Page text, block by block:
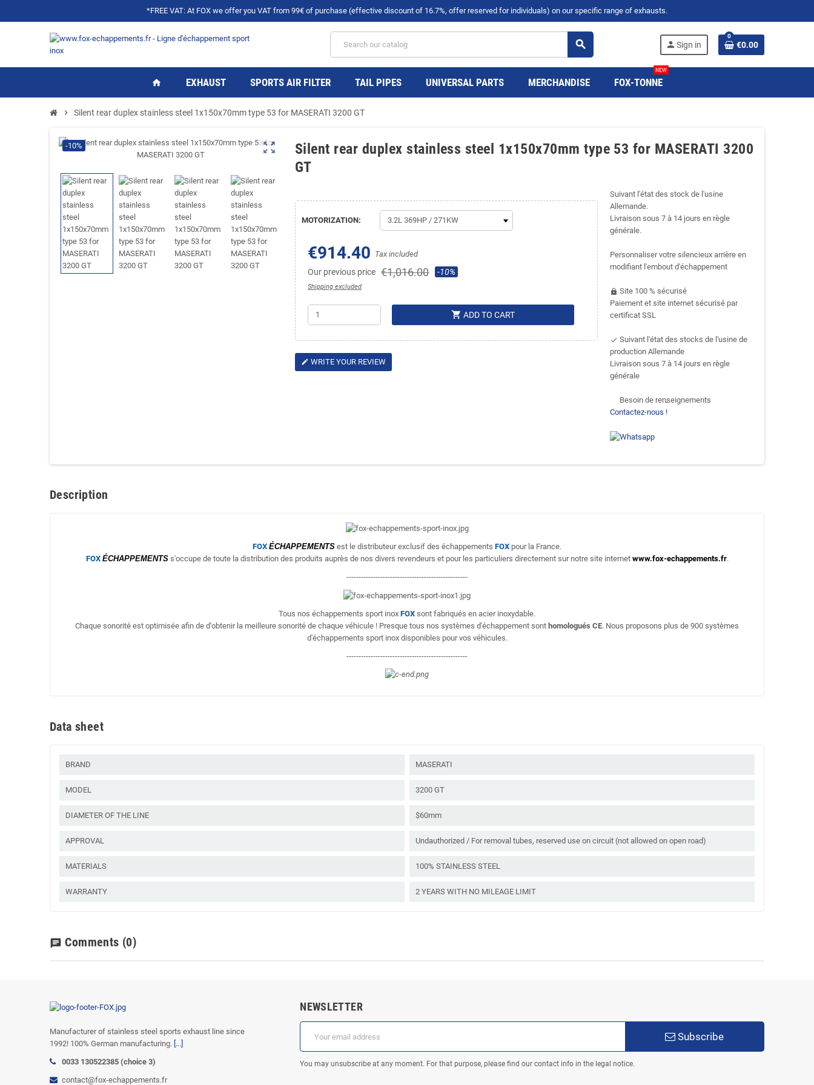
*FREE VAT: At FOX we offer you VAT from 99€ of purchase (effective discount of 16.7%, offer reserved for individuals) on our specific range of exhausts.
search person Sign in
0
€0.00
home EXHAUST SPORTS AIR FILTER TAIL PIPES UNIVERSAL PARTS MERCHANDISE FOX-TONNE
NEW
chevron_right Silent rear duplex stainless steel 1x150x70mm type 53 for MASERATI 3200 GT
zoom_out_map
-10%
Silent rear duplex stainless steel 1x150x70mm type 53 for MASERATI 3200
GT
MOTORIZATION:
€914.40 Tax included
Our previous price €1,016.00 -10%
Shipping excluded
shopping_cart ADD TO CART
edit WRITE YOUR REVIEW
Suivant l'état des stock de l'usine
Allemande.
Livraison sous 7 à 14 jours en règle
générale.
Personnaliser votre silencieux arrière en
modifiant l'embout d'échappement
https Site 100 % sécurisé
Paiement et site internet sécurisé par
certificat SSL
done Suivant l'état des stocks de l'usine de
production Allemande
Livraison sous 7 à 14 jours en règle
générale
support-agent
Besoin de renseignements
Contactez-nous !
Description
FOX ÉCHAPPEMENTS est le distributeur exclusif des échappements FOX pour la France.
FOX ÉCHAPPEMENTSs'occupe de toute la distribution des produits auprès de nos divers revendeurs et pour les particuliers directement sur notre site internet www.fox-echappements.fr.
--------------------------------------------------
Tous nos échappements sport inox FOX sont fabriqués en acier inoxydable.
Chaque sonorité est optimisée afin de d'obtenir la meilleure sonorité de chaque véhicule ! Presque tous nos systèmes d'échappement sont homologués CE. Nous proposons plus de 900 systèmes
d'échappements sport inox disponibles pour vos véhicules.
--------------------------------------------------
Data sheet
BRAND MASERATI
MODEL 3200 GT
DIAMETER OF THE LINE $60mm
APPROVAL Undauthorized / For removal tubes, reserved use on circuit (not allowed on open road)
MATERIALS 100% STAINLESS STEEL
WARRANTY 2 YEARS WITH NO MILEAGE LIMIT
chat Comments (0)
Manufacturer of stainless steel sports exhaust line since
1992! 100% German manufacturing. [...]
0033 130522385 (choice 3)
contact@fox-echappements.fr
NEWSLETTER
Subscribe
You may unsubscribe at any moment. For that purpose, please find our contact info in the legal notice.